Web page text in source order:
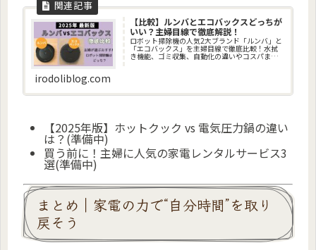
【比較】ルンバとエコバックスどっちが
いい？主婦目線で徹底解説！
ロボット掃除機の人気2大ブランド「ルンバ」と
「エコバックス」を主婦目線で徹底比較！水拭
き機能、ゴミ収集、自動化の違いやコスパま
irodoliblog.com
【2025年版】ホットクック vs 電気圧力鍋の違い
は？(準備中)
買う前に！主婦に人気の家電レンタルサービス3
選(準備中)
まとめ｜家電の力で“自分時間”を取り
戻そう